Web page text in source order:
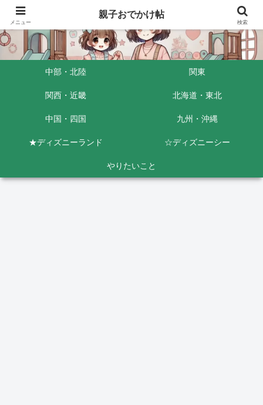
中部・北陸 関東
関西・近畿 北海道・東北
中国・四国 九州・沖縄
★ディズニーランド ☆ディズニーシー
やりたいこと
メニュー
親子おでかけ帖
検索